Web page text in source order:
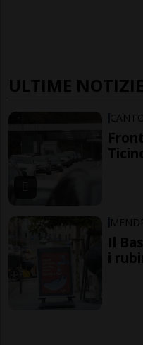
ULTIME
Il
i